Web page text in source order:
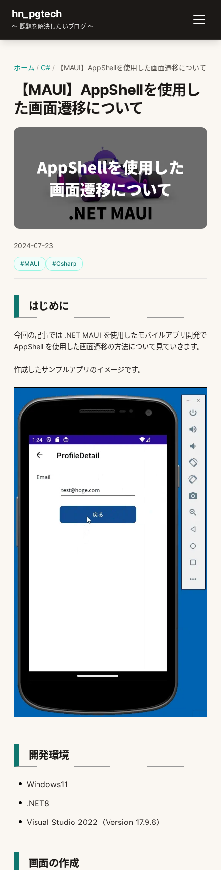
hn_pgtech
～ 課題を解決したいブログ ～
ホーム / C# / 【MAUI】AppShellを使用した画面遷移について
【MAUI】AppShellを使用し
た画面遷移について
2024-07-23
#MAUI #Csharp
はじめに
今回の記事では .NET MAUI を使用したモバイルアプリ開発で
AppShell を使用した画面遷移の方法について見ていきます。
作成したサンプルアプリのイメージです。
開発環境
Windows11
.NET8
Visual Studio 2022（Version 17.9.6）
画面の作成